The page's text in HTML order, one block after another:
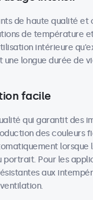
de haute qualité et
de température
intérieure
longue durée de
facile
qui garantit des
des couleurs
lorsque
Pour les
aux